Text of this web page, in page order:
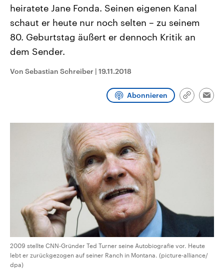
Landtagswahl Sachsen-Anhalt
2026
Alle Informationen
Sachsen-Anhalt wählt am 6.
September 2026 einen neuen
Landtag. Seit 2021 wird das
Bundesland von einer Koalition aus
Umfragen, Prognosen,
Wahlprogramme, aktuelle Berichte
und Kandidaten der anstehenden
USA
Aktuelle Beiträge,
Hintergründe
Wirtschaftlich und
gehören die Vereinigten
heiratete Jane Fonda. Seinen eigenen Kanal
schaut er heute nur noch selten – zu seinem
80. Geburtstag äußert er dennoch Kritik an
dem Sender.
Von Sebastian Schreiber | 19.11.2018
Abonnieren
Link
2009 stellte CNN-Gründer Ted Turner seine Autobiografie vor. Heute
lebt er zurückgezogen auf seiner Ranch in Montana. (picture-alliance/
dpa)